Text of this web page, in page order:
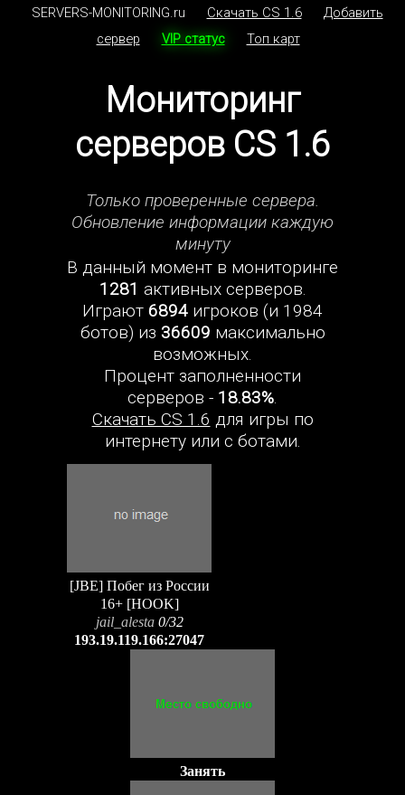
SERVERS-MONITORING.ru Скачать CS 1.6
Добавить
сервер
VIP статус Топ карт
Мониторинг
серверов CS 1.6
Только проверенные сервера.
Обновление информации каждую
минуту
В данный момент в мониторинге
1281 активных серверов.
Играют 6894 игроков (и 1984
ботов) из 36609 максимально
возможных.
Процент заполненности
серверов - 18.83%.
Скачать CS 1.6 для игры по
интернету или с ботами.
[JBE] Побег из России
16+ [HOOK]
jail_alesta 0/32
193.19.119.166:27047
Занять